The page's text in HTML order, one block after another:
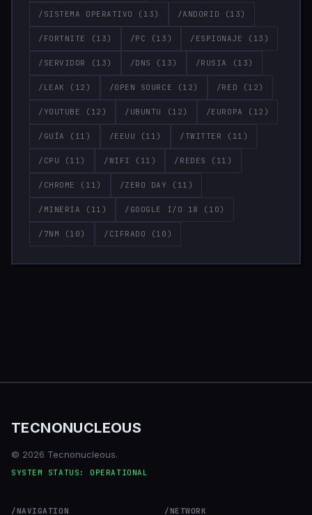
/SISTEMA OPERATIVO (13) /ANDORID (13)
/FORTNITE (13) /PC (13) /ESPIONAJE (13)
/SERVIDOR (13) /DNS (13) /RUSIA (13)
/LEAK (12) /OPEN SOURCE (12) /RED (12)
/YOUTUBE (12) /UBUNTU (12) /EUROPA (12)
/GUÍA (11) /EEUU (11) /TWITTER (11)
/CPU (11) /WIFI (11) /REDES (11)
/CHROME (11) /ZERO DAY (11)
/MINERIA (11) /GOOGLE I/O 18 (10)
/7NM (10) /CIFRADO (10)
TECNONUCLEOUS
© 2026 Tecnonucleous.
SYSTEM STATUS: OPERATIONAL
/NAVIGATION /NETWORK